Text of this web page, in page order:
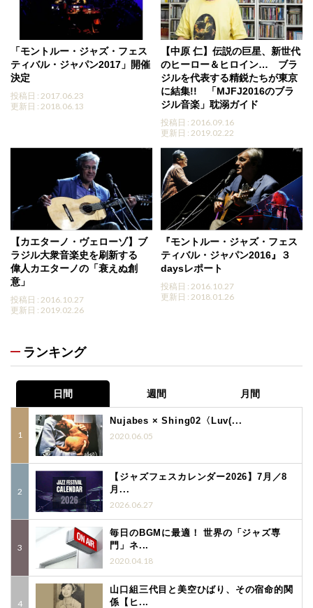
「モントルー・ジャズ・フェス
ティバル・ジャパン2017」開催
決定
投稿日 : 2017.06.23
更新日 : 2018.06.13
【中原 仁】伝説の巨星、新世代
のヒーロー＆ヒロイン… ブラ
ジルを代表する精鋭たちが東京
に結集!! 「MJFJ2016のブラ
ジル音楽」耽溺ガイド
投稿日 : 2016.09.16
更新日 : 2019.02.22
【カエターノ・ヴェローゾ】ブ
ラジル大衆音楽史を刷新する
偉人カエターノの「衰えぬ創
意」
投稿日 : 2016.10.27
更新日 : 2019.02.26
『モントルー・ジャズ・フェス
ティバル・ジャパン2016』３
daysレポート
投稿日 : 2016.10.27
更新日 : 2018.01.26
ランキング
日間 週間 月間
Nujabes × Shing02〈Luv(...
2020.06.05
【ジャズフェスカレンダー2026】7月／8
月...
2026.06.27
毎日のBGMに最適！ 世界の「ジャズ専
門」ネ...
2020.04.18
山口組三代目と美空ひばり、その宿命的関
係【ヒ...